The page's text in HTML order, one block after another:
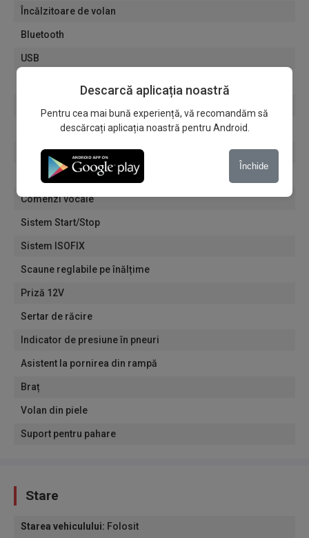
Încălzitoare de volan
Bluetooth
USB
MP3 player
Handsfree
Comenzi vocale
Sistem Start/Stop
Sistem ISOFIX
Scaune reglabile pe înălțime
Priză 12V
Sertar de răcire
Indicator de presiune în pneuri
Asistent la pornirea din rampă
Braț
Volan din piele
Suport pentru pahare
Stare
Starea vehiculului: Folosit
Descarcă aplicația noastră
Pentru cea mai bună experiență, vă recomandăm să
descărcați aplicația noastră pentru Android.
Închide